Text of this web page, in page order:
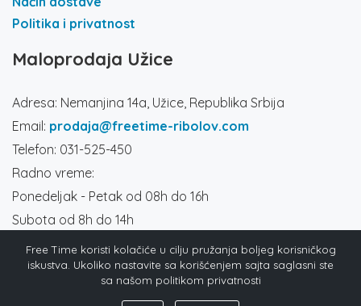
Politika i privatnost
Maloprodaja Užice
Adresa: Nemanjina 14a, Užice, Republika Srbija
Email: prodaja@freetime-ribolov.com
Telefon: 031-525-450
Radno vreme:
Ponedeljak - Petak od 08h do 16h
Subota od 8h do 14h
Društvene mreže
Free Time koristi kolačiće u cilju pružanja boljeg korisničkog
iskustva. Ukoliko nastavite sa korišćenjem sajta saglasni ste
sa našom politikom privatnosti